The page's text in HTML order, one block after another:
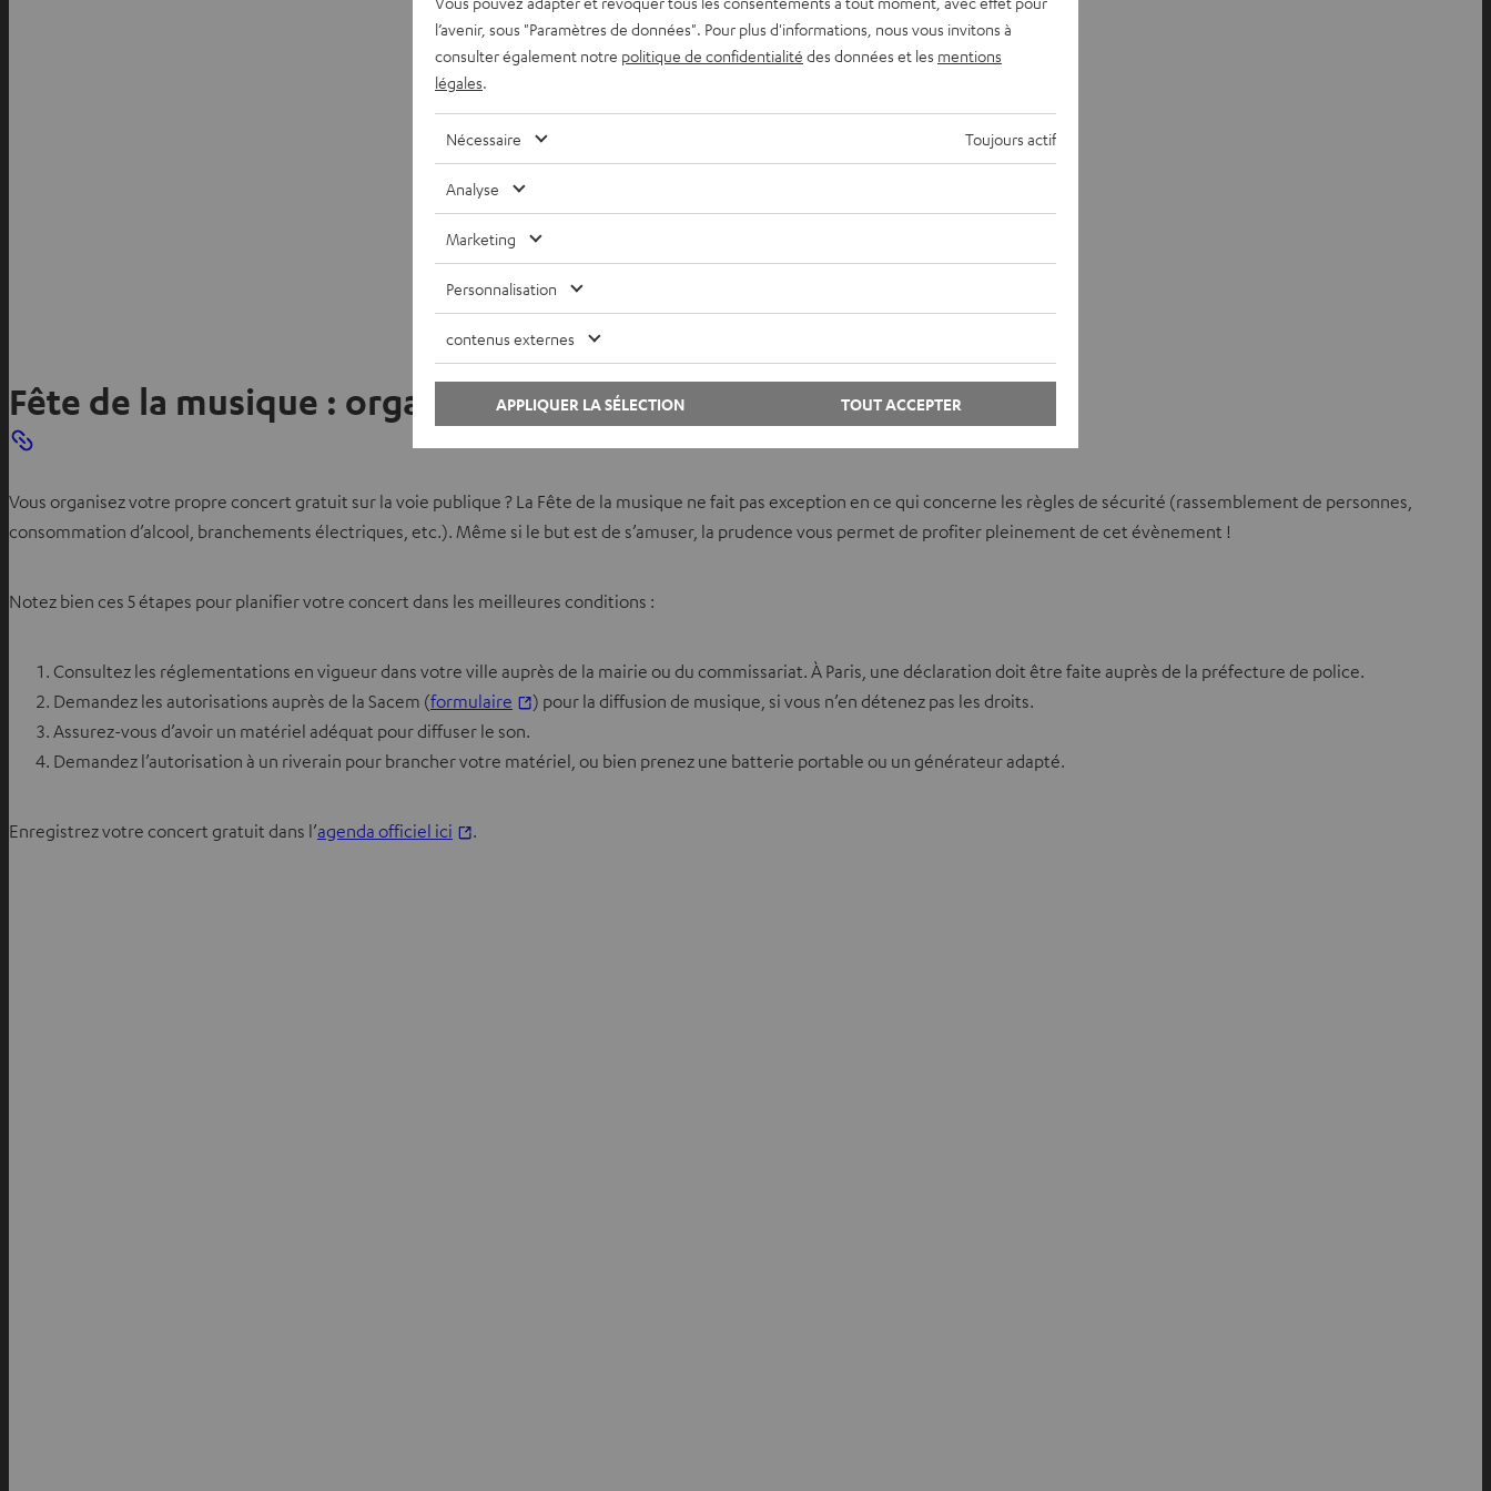
Fête de la musique : organiser son propre événement !
Vous organisez votre propre concert gratuit sur la voie publique ? La Fête de la musique ne fait pas exception en ce qui concerne les règles de sécurité (rassemblement de personnes,
consommation d’alcool, branchements électriques, etc.). Même si le but est de s’amuser, la prudence vous permet de profiter pleinement de cet évènement !
Notez bien ces 5 étapes pour planifier votre concert dans les meilleures conditions :
Consultez les réglementations en vigueur dans votre ville auprès de la mairie ou du commissariat. À Paris, une déclaration doit être faite auprès de la préfecture de police.
Demandez les autorisations auprès de la Sacem (formulaire
) pour la diffusion de musique, si vous n’en détenez pas les droits.
Assurez-vous d’avoir un matériel adéquat pour diffuser le son.
Demandez l’autorisation à un riverain pour brancher votre matériel, ou bien prenez une batterie portable ou un générateur adapté.
Enregistrez votre concert gratuit dans l’agenda officiel ici .
l’avenir, sous "Paramètres de données". Pour plus d'informations, nous vous invitons à
consulter également notre politique de confidentialité des données et les mentions
légales.
Nécessaire Toujours actif
Analyse
Marketing
Personnalisation
contenus externes
TOUT ACCEPTER
APPLIQUER LA SÉLECTION